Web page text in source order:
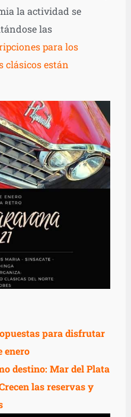
la actividad se
las
para los
clásicos están
para disfrutar
enero
destino: Mar del Plata
las reservas y